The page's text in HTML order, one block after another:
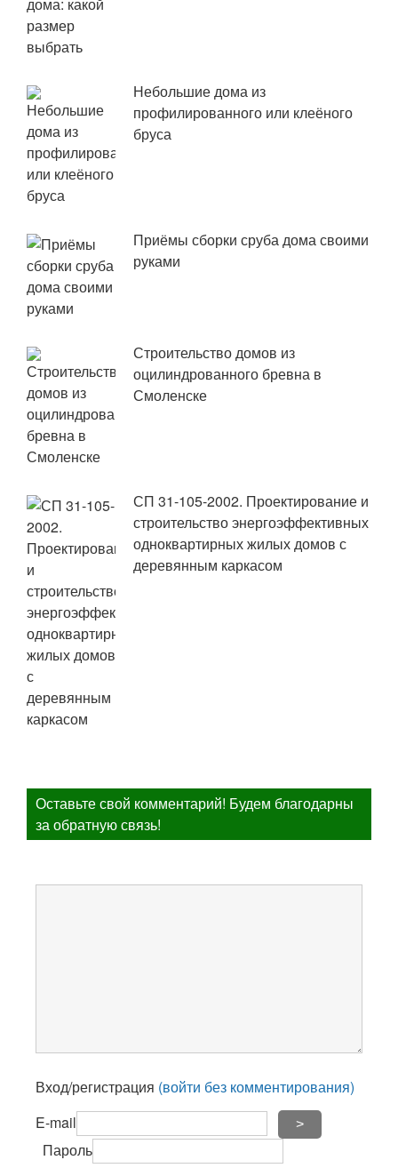
Небольшие дома из
профилированного или клеёного
бруса
Приёмы сборки сруба дома своими
руками
Строительство домов из
оцилиндрованного бревна в
Смоленске
СП 31-105-2002. Проектирование и
строительство энергоэффективных
одноквартирных жилых домов с
деревянным каркасом
Оставьте свой комментарий! Будем благодарны
за обратную связь!
Вход/регистрация (войти без комментирования)
E-mail
>
Пароль